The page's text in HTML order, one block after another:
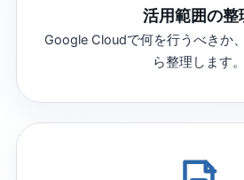
活用範囲の整
Google Cloudで何を行うべきか
ら整理します。